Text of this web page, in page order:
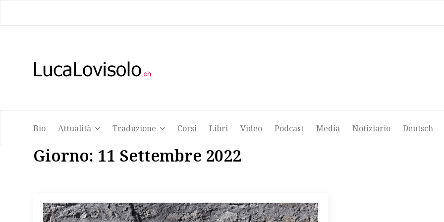
Bio Attualità Traduzione Corsi Libri Video Podcast Media Notiziario Deutsch
Giorno: 11 Settembre 2022